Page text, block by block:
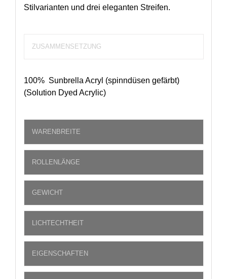
Stilvarianten und drei eleganten Streifen.
ZUSAMMENSETZUNG
100% Sunbrella Acryl (spinndüsen gefärbt)
(Solution Dyed Acrylic)
WARENBREITE
ROLLENLÄNGE
GEWICHT
LICHTECHTHEIT
EIGENSCHAFTEN